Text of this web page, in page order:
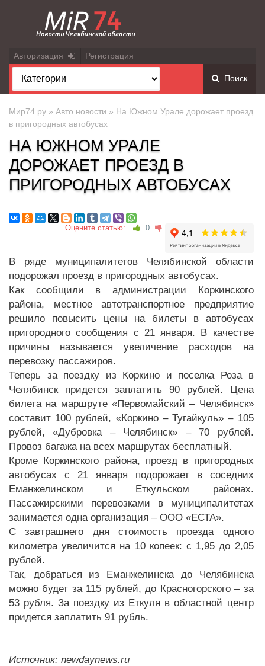
Авторизация Регистрация
Поиск
Мир74.ру » Авто новости » На Южном Урале дорожает проезд
в пригородных автобусах
НА ЮЖНОМ УРАЛЕ
ДОРОЖАЕТ ПРОЕЗД В
ПРИГОРОДНЫХ АВТОБУСАХ
Оцените статью: 0
В ряде муниципалитетов Челябинской области
подорожал проезд в пригородных автобусах.
Как сообщили в администрации Коркинского
района, местное автотранспортное предприятие
решило повысить цены на билеты в автобусах
пригородного сообщения с 21 января. В качестве
причины называется увеличение расходов на
перевозку пассажиров.
Теперь за поездку из Коркино и поселка Роза в
Челябинск придется заплатить 90 рублей. Цена
билета на маршруте «Первомайский – Челябинск»
составит 100 рублей, «Коркино – Тугайкуль» – 105
рублей, «Дубровка – Челябинск» – 70 рублей.
Провоз багажа на всех маршрутах бесплатный.
Кроме Коркинского района, проезд в пригородных
автобусах с 21 января подорожает в соседних
Еманжелинском и Еткульском районах.
Пассажирскими перевозками в муниципалитетах
занимается одна организация – ООО «ЕСТА».
С завтрашнего дня стоимость проезда одного
километра увеличится на 10 копеек: с 1,95 до 2,05
рублей.
Так, добраться из Еманжелинска до Челябинска
можно будет за 115 рублей, до Красногорского – за
53 рубля. За поездку из Еткуля в областной центр
придется заплатить 91 рубль.
Источник: newdaynews.ru